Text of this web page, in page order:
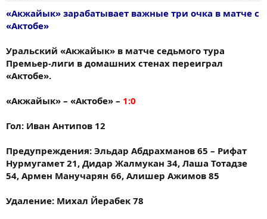
«Акжайык» зарабатывает важные три очка в матче с
«Актобе»
Уральский «Акжайык» в матче седьмого тура
Премьер-лиги в домашних стенах переиграл
«Актобе».
«Акжайык» – «Актобе» – 1:0
Гол: Иван Антипов 12
Предупреждения: Эльдар Абдрахманов 65 – Рифат
Нурмугамет 21, Дидар Жалмукан 34, Лаша Тотадзе
54, Армен Манучарян 66, Алишер Ажимов 85
Удаление: Михал Йерабек 78